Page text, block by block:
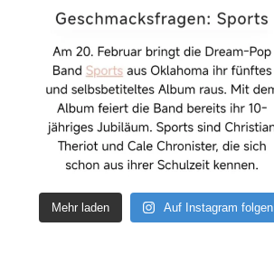
Mehr laden Auf Instagram folgen